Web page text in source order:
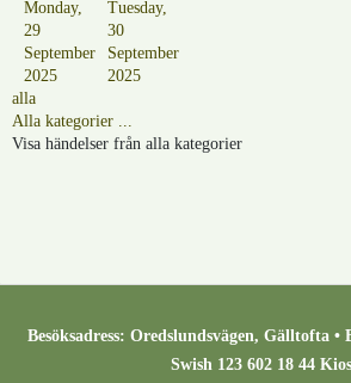
Monday,
29
September
2025
Tuesday,
30
September
2025
alla
Alla kategorier ...
Visa händelser från alla kategorier
Besöksadress: Oredslundsvägen, Gälltofta •
Swish 123 602 18 44